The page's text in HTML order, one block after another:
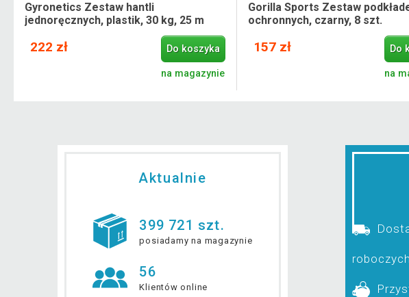
Gyronetics Zestaw hantli
jednoręcznych, plastik, 30 kg, 25 m
222 zł Do koszyka
na magazynie
Gorilla Sports Zestaw
ochronnych, czarny, 8 szt.
157 zł Do
na
Aktualnie
399 721 szt.
posiadamy na magazynie
56
Klientów online
roboczych